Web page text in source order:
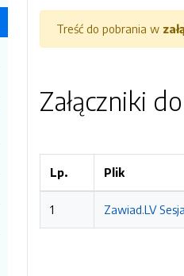
Treść do pobrania w
Załączniki
Lp. Plik
1 Zawiad.LV